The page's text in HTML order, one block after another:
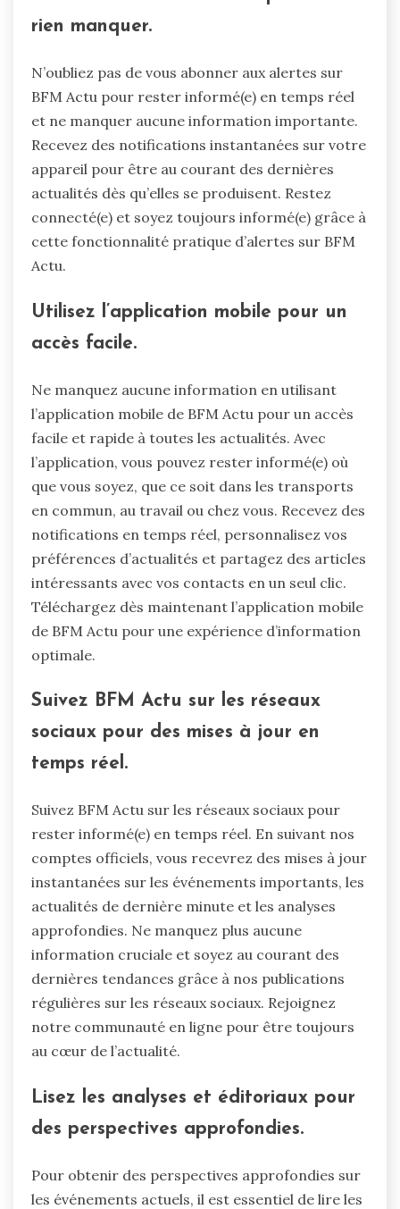
rien manquer.
N’oubliez pas de vous abonner aux alertes sur
BFM Actu pour rester informé(e) en temps réel
et ne manquer aucune information importante.
Recevez des notifications instantanées sur votre
appareil pour être au courant des dernières
actualités dès qu’elles se produisent. Restez
connecté(e) et soyez toujours informé(e) grâce à
cette fonctionnalité pratique d’alertes sur BFM
Actu.
Utilisez l’application mobile pour un
accès facile.
Ne manquez aucune information en utilisant
l’application mobile de BFM Actu pour un accès
facile et rapide à toutes les actualités. Avec
l’application, vous pouvez rester informé(e) où
que vous soyez, que ce soit dans les transports
en commun, au travail ou chez vous. Recevez des
notifications en temps réel, personnalisez vos
préférences d’actualités et partagez des articles
intéressants avec vos contacts en un seul clic.
Téléchargez dès maintenant l’application mobile
de BFM Actu pour une expérience d’information
optimale.
Suivez BFM Actu sur les réseaux
sociaux pour des mises à jour en
temps réel.
Suivez BFM Actu sur les réseaux sociaux pour
rester informé(e) en temps réel. En suivant nos
comptes officiels, vous recevrez des mises à jour
instantanées sur les événements importants, les
actualités de dernière minute et les analyses
approfondies. Ne manquez plus aucune
information cruciale et soyez au courant des
dernières tendances grâce à nos publications
régulières sur les réseaux sociaux. Rejoignez
notre communauté en ligne pour être toujours
au cœur de l’actualité.
Lisez les analyses et éditoriaux pour
des perspectives approfondies.
Pour obtenir des perspectives approfondies sur
les événements actuels, il est essentiel de lire les